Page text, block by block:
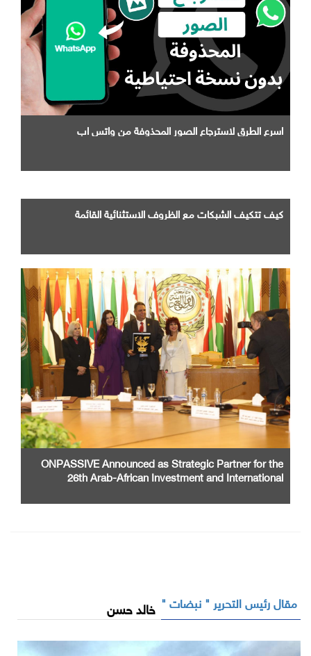
اسرع الطرق لاسترجاع الصور المحذوفة من واتس اب
كيف تتكيف الشبكات مع الظروف الاستثنائية القائمة
ONPASSIVE Announced as Strategic Partner for the
26th Arab-African Investment and International
مقال رئيس التحرير " نبضات " خالد حسن